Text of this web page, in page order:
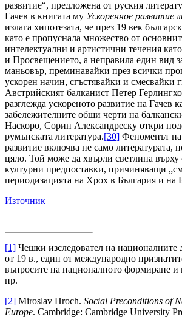
развитие“, предложена от руския
Гачев в книгата му Ускоренное развитие
излага хипотезата, че през 19 век
като е пропуснала множество от
интелектуални и артистични течения
и Просвещението, а неправила един вид
маньовър, преминавайки през всички
ускорен начин, сгъстявайки и смесвайки
Австрийският балканист Петер
разглежда ускореното развитие на Гачев
забележителните общи черти на
Наскоро, Сорин Александреску откри
румънската литература.[30] Феноменът на
развитие включва не само литературата,
цяло. Той може да хвърли светлина върху
културни предпоставки, причиняващи
периодизацията на Хрох в България и на
Източник
[1] Чешки изследовател на
от 19 в., един от международно
въпросите на националното формиране и
пр.
[2] Miroslav Hroch. Social Preconditions of
Europe. Cambridge: Cambridge University